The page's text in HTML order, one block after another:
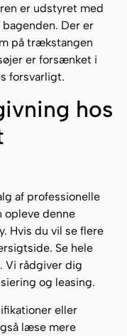
er udstyret med
Der er
på trækstangen
er forsænket i
forsvarligt.
hos
af professionelle
opleve denne
Hvis du vil se flere
Se hele
. Vi rådgiver dig
og leasing.
eller
læse mere